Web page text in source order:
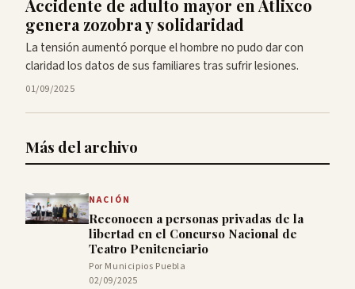
Accidente de adulto mayor en Atlixco
genera zozobra y solidaridad
La tensión aumentó porque el hombre no pudo dar con
claridad los datos de sus familiares tras sufrir lesiones.
01/09/2025
Más del archivo
NACIÓN
Reconocen a personas privadas de la
libertad en el Concurso Nacional de
Teatro Penitenciario
Por Municipios Puebla
02/09/2025